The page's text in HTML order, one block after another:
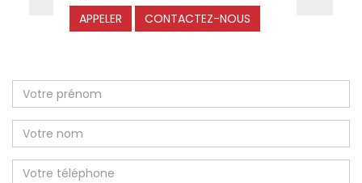
APPELER
CONTACTEZ-NOUS